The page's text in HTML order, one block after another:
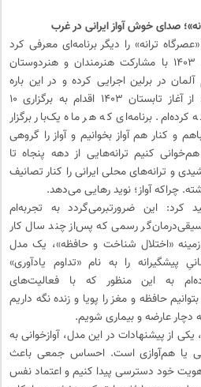
صدای خوش آواز ایرانی در غرب
ترانه» را دیگر برنامه‌ای معرفی کرد
که در سال ۱۴۰۳ با مشارکت هنرمندان و هنردوستان
آلمان در برلین اجرایی کرده و در این باره
توضیح داد: از آغاز تابستان ۱۴۰۳ اقدام به برگزاری ۱۰
کرده‌ام. برنامه‌ای که هر ماه یک‌بار برگزار
و کنار هم آواز بخوانیم و آواز را گروهی
کنیم ترانه‌هایی از دهه پنجاه تا
و ترانه‌های محلی ایرانی را کنار تصانیف
چراکه آواز؛ نوید رهایی می‌دهد.
کرد: این ضرورتبرمی‌گردد به تجربه‌ام
رسمی که پس‌از چند سال کار
«اختلال شناخت و حافظه»، یک مدل
پیشگیرانه را به نام «تداوم یادآوری»
به این منظور که با فعالیت‌های
حافظه و مغز را پویا و زنده نگه داریم
دچار عارضه و بیماری شویم.
از پیشنهادات در این مدل، آوازخوانی به
یا هم‌آوازی است. احساس جمعی باعث
خود دسترسی پیدا کنیم و اعتماد نفس